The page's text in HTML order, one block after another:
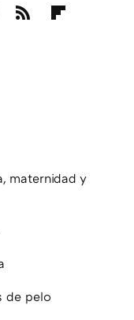
maternidad y
de pelo